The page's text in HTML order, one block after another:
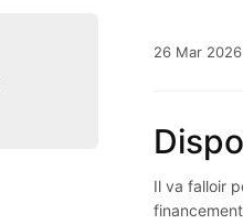
26 Mar 2026
Il va falloir